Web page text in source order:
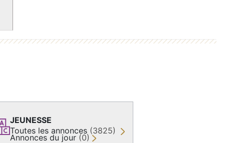
JEUNESSE
Toutes les annonces (3825)
Annonces du jour (0)